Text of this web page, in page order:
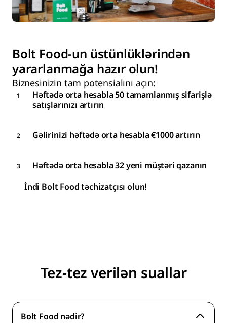
Bolt Food-un üstünlüklərindən
yararlanmağa hazır olun!
Biznesinizin tam potensialını açın:
Həftədə orta hesabla 50 tamamlanmış sifarişlə
satışlarınızı artırın
Gəlirinizi həftədə orta hesabla €1000 artırın
Həftədə orta hesabla 32 yeni müştəri qazanın
İndi Bolt Food təchizatçısı olun!
Tez-tez verilən suallar
Bolt Food nədir?